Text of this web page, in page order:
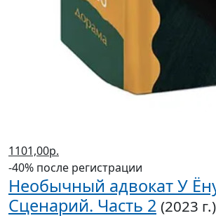
1101,00р.
-40% после регистрации
Необычный адвокат У
Сценарий. Часть 2 (2023 г.)